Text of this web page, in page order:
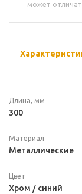
может
Длина, мм
300
Материал
Металлические
Цвет
Хром / синий